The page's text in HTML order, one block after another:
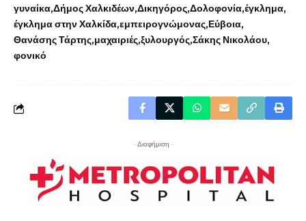
γυναίκα Δήμος Χαλκιδέων Δικηγόρος Δολοφονία έγκλημα
έγκλημα στην Χαλκίδα εμπειρογνώμονας Εύβοια
Θανάσης Τάρτης μαχαιριές ξυλουργός Σάκης Νικολάου
φονικό
- Διαφήμιση -